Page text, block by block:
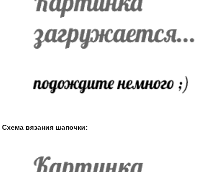
Схема вязания шапочки: